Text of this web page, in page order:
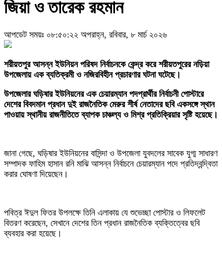
জিয়া ও তারেক রহমান
আপডেট সময়ঃ ০৮:৫০:২২ অপরাহ্ন, রবিবার, ৮ মার্চ ২০২৬
শরীয়তপুর আসন্ন ইউনিয়ন পরিষদ নির্বাচনকে কেন্দ্র করে শরীয়তপুরের নড়িয়া
উপজেলায় এক ব্যতিক্রমী ও নজিরবিহীন প্রচারণার ঘটনা ঘটেছে।
উপজেলার ঘড়িষার ইউনিয়নের এক চেয়ারম্যান পদপ্রার্থীর নির্বাচনী পোস্টারে
দেশের বিবদমান প্রধান দুই রাজনৈতিক মেরুর শীর্ষ নেতাদের ছবি একসঙ্গে স্থান
পাওয়ায় স্থানীয় রাজনীতিতে ব্যাপক চাঞ্চল্য ও মিশ্র প্রতিক্রিয়ার সৃষ্টি হয়েছে।
‎জানা গেছে, ঘড়িষার ইউনিয়নের বাসিন্দা ও উপজেলা যুবদলের সাবেক যুগ্ম সাধারণ
সম্পাদক ফাহিম হাসান রনি মাঝি আসন্ন নির্বাচনে চেয়ারম্যান পদে প্রতিদ্বন্দ্বিতা
করার ঘোষণা দিয়েছেন।
পবিত্র ঈদুল ফিতর উপলক্ষে তিনি এলাকায় যে শুভেচ্ছা পোস্টার ও লিফলেট
বিতরণ করেছেন, সেখানে দেশের তিন প্রধান রাজনৈতিক ব্যক্তিত্বের ছবি
ব্যবহার করা হয়েছে।